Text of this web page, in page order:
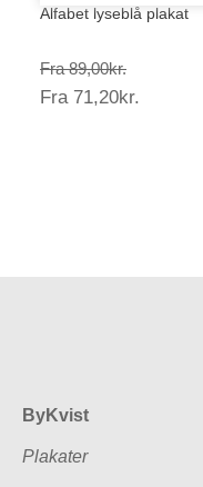
Alfabet lyseblå plakat
Fra 89,00kr.Prisinterval:
89,00kr.
Fra 71,20kr.
ByKvist
Plakater